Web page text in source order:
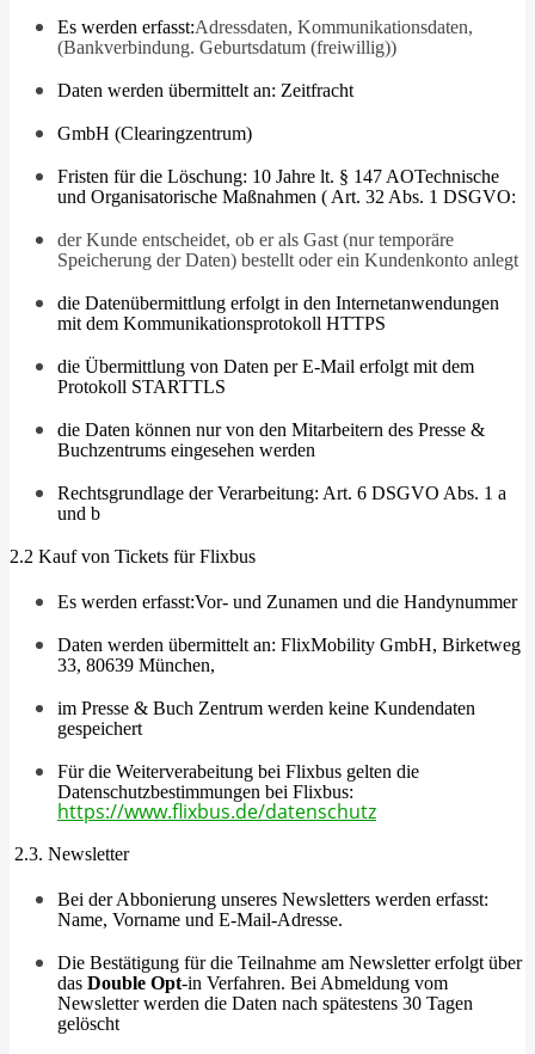
Es werden erfasst:Adressdaten, Kommunikationsdaten,
(Bankverbindung. Geburtsdatum (freiwillig))
Daten werden übermittelt an: Zeitfracht
GmbH (Clearingzentrum)
Fristen für die Löschung: 10 Jahre lt. § 147 AOTechnische
und Organisatorische Maßnahmen ( Art. 32 Abs. 1 DSGVO:
der Kunde entscheidet, ob er als Gast (nur temporäre
Speicherung der Daten) bestellt oder ein Kundenkonto anlegt
die Datenübermittlung erfolgt in den Internetanwendungen
mit dem Kommunikationsprotokoll HTTPS
die Übermittlung von Daten per E-Mail erfolgt mit dem
Protokoll STARTTLS
die Daten können nur von den Mitarbeitern des Presse &
Buchzentrums eingesehen werden
Rechtsgrundlage der Verarbeitung: Art. 6 DSGVO Abs. 1 a
und b
2.2 Kauf von Tickets für Flixbus
Es werden erfasst:Vor- und Zunamen und die Handynummer
Daten werden übermittelt an: FlixMobility GmbH, Birketweg
33, 80639 München,
im Presse & Buch Zentrum werden keine Kundendaten
gespeichert
Für die Weiterverabeitung bei Flixbus gelten die
Datenschutzbestimmungen bei Flixbus:
https://www.flixbus.de/datenschutz
2.3. Newsletter
Bei der Abbonierung unseres Newsletters werden erfasst:
Name, Vorname und E-Mail-Adresse.
Die Bestätigung für die Teilnahme am Newsletter erfolgt über
das Double Opt-in Verfahren. Bei Abmeldung vom
Newsletter werden die Daten nach spätestens 30 Tagen
gelöscht